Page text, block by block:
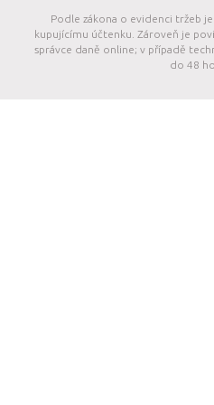
Podle zákona o evidenci tržeb
kupujícímu účtenku. Zároveň je
správce daně online; v případě
do 48